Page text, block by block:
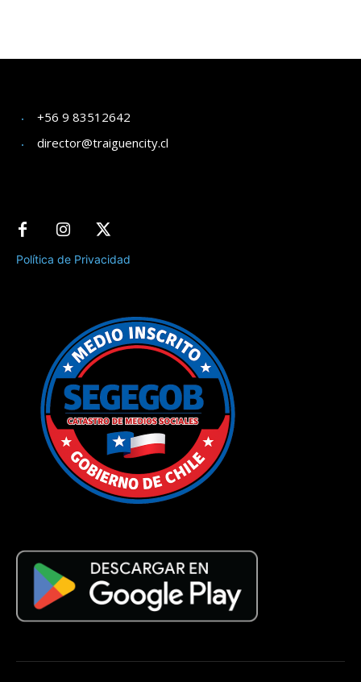
+56 9 83512642
director@traiguencity.cl
Política de Privacidad